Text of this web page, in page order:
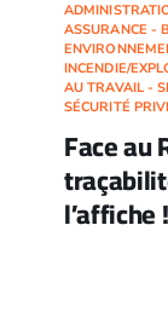
ASSURANCE -
INCENDIE/
AU TRAVAIL -
SÉCURITÉ
Face au
l’affiche !